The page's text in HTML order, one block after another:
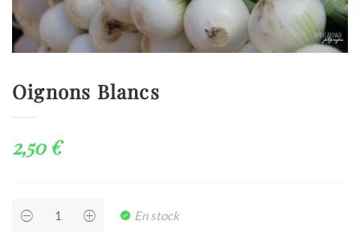
Oignons Blancs
2,50€
Oignons
Blancs
En stock